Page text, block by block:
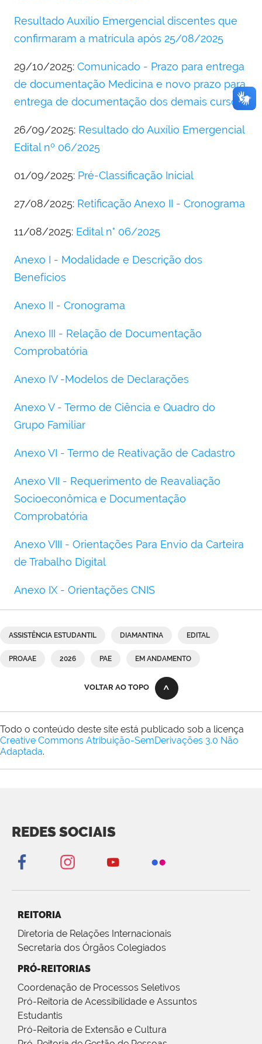
Resultado Auxílio Emergencial discentes que
confirmaram a matrícula após 25/08/2025
29/10/2025: Comunicado - Prazo para entrega
de documentação Medicina e novo prazo para
entrega de documentação dos demais cursos
26/09/2025: Resultado do Auxílio Emergencial
Edital nº 06/2025
01/09/2025: Pré-Classificação Inicial
27/08/2025: Retificação Anexo II - Cronograma
11/08/2025: Edital n° 06/2025
Anexo I - Modalidade e Descrição dos
Benefícios
Anexo II - Cronograma
Anexo III - Relação de Documentação
Comprobatória
Anexo IV -Modelos de Declarações
Anexo V - Termo de Ciência e Quadro do
Grupo Familiar
Anexo VI - Termo de Reativação de Cadastro
Anexo VII - Requerimento de Reavaliação
Socioeconômica e Documentação
Comprobatória
Anexo VIII - Orientações Para Envio da Carteira
de Trabalho Digital
Anexo IX - Orientações CNIS
ASSISTÊNCIA ESTUDANTIL DIAMANTINA EDITAL
PROAAE 2026 PAE EM ANDAMENTO
VOLTAR AO TOPO
Todo o conteúdo deste site está publicado sob a licença
Creative Commons Atribuição-SemDerivações 3.0 Não
Adaptada.
REDES SOCIAIS
REITORIA
Diretoria de Relações Internacionais
Secretaria dos Órgãos Colegiados
PRÓ-REITORIAS
Coordenação de Processos Seletivos
Pró-Reitoria de Acessibilidade e Assuntos
Estudantis
Pró-Reitoria de Extensão e Cultura